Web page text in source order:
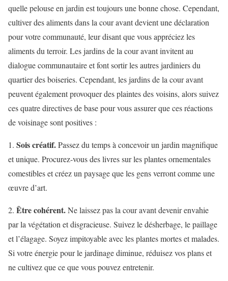
quelle pelouse en jardin est toujours une bonne chose. Cependant,
cultiver des aliments dans la cour avant devient une déclaration
pour votre communauté, leur disant que vous appréciez les
aliments du terroir. Les jardins de la cour avant invitent au
dialogue communautaire et font sortir les autres jardiniers du
quartier des boiseries. Cependant, les jardins de la cour avant
peuvent également provoquer des plaintes des voisins, alors suivez
ces quatre directives de base pour vous assurer que ces réactions
de voisinage sont positives :
1. Sois créatif.Passez du temps à concevoir un jardin magnifique
et unique. Procurez-vous des livres sur les plantes ornementales
comestibles et créez un paysage que les gens verront comme une
œuvre d’art.
2. Être cohérent.Ne laissez pas la cour avant devenir envahie
par la végétation et disgracieuse. Suivez le désherbage, le paillage
et l’élagage. Soyez impitoyable avec les plantes mortes et malades.
Si votre énergie pour le jardinage diminue, réduisez vos plans et
ne cultivez que ce que vous pouvez entretenir.